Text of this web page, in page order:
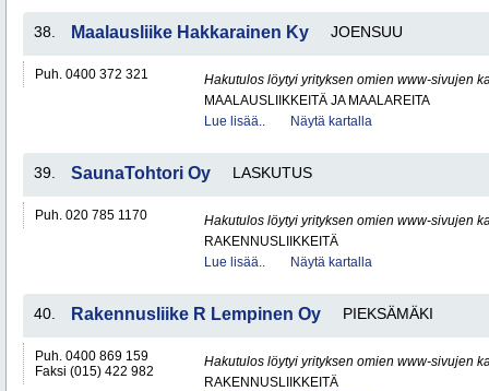
38. Maalausliike Hakkarainen Ky JOENSUU
Puh. 0400 372 321
Hakutulos löytyi yrityksen omien www-sivujen
MAALAUSLIIKKEITÄ JA MAALAREITA
Lue lisää..
Näytä kartalla
39. SaunaTohtori Oy LASKUTUS
Puh. 020 785 1170
Hakutulos löytyi yrityksen omien www-sivujen
RAKENNUSLIIKKEITÄ
Lue lisää..
Näytä kartalla
40. Rakennusliike R Lempinen Oy PIEKSÄMÄKI
Puh. 0400 869 159
Faksi (015) 422 982
Hakutulos löytyi yrityksen omien www-sivujen
RAKENNUSLIIKKEITÄ